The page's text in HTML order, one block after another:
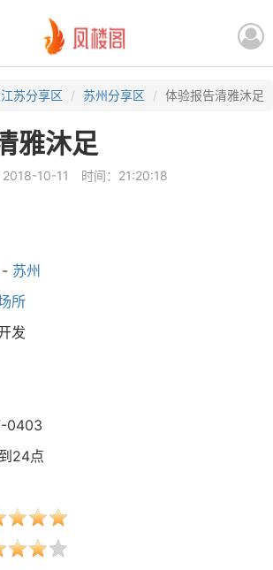
江苏分享区 苏州分享区 体验报告清雅沐足
雅沐足
2018-10-11 时间：21:20:18
- 苏州
所
发
0403
24点